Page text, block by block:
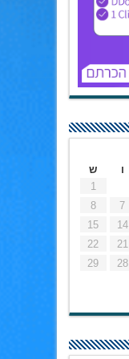
ו
ש
1
7
8
14
15
21
22
28
29